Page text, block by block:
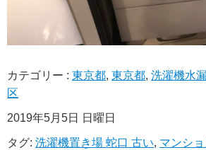
カテゴリー :東京都,東京都,洗濯機水
区
2019年5月5日 日曜日
タグ:洗濯機置き場 蛇口 古い, マンシ